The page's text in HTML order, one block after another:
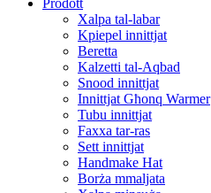
Prodott
Xalpa tal-labar
Kpiepel innittjat
Beretta
Kalzetti tal-Aqbad
Snood innittjat
Innittjat Għonq Warmer
Tubu innittjat
Faxxa tar-ras
Sett innittjat
Handmake Hat
Borża mmaljata